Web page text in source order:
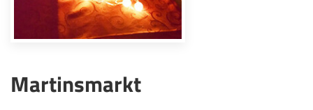
Martinsmarkt